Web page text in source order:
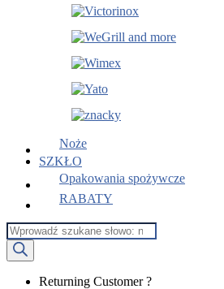
Noże
SZKŁO
Opakowania spożywcze
RABATY
Wyszukiwarka
produktów
Returning Customer ?